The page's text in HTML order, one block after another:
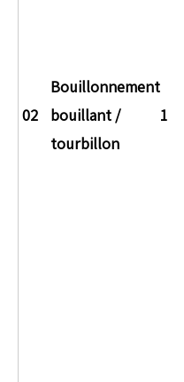
02
Bouillonnement
bouillant /
tourbillon
1